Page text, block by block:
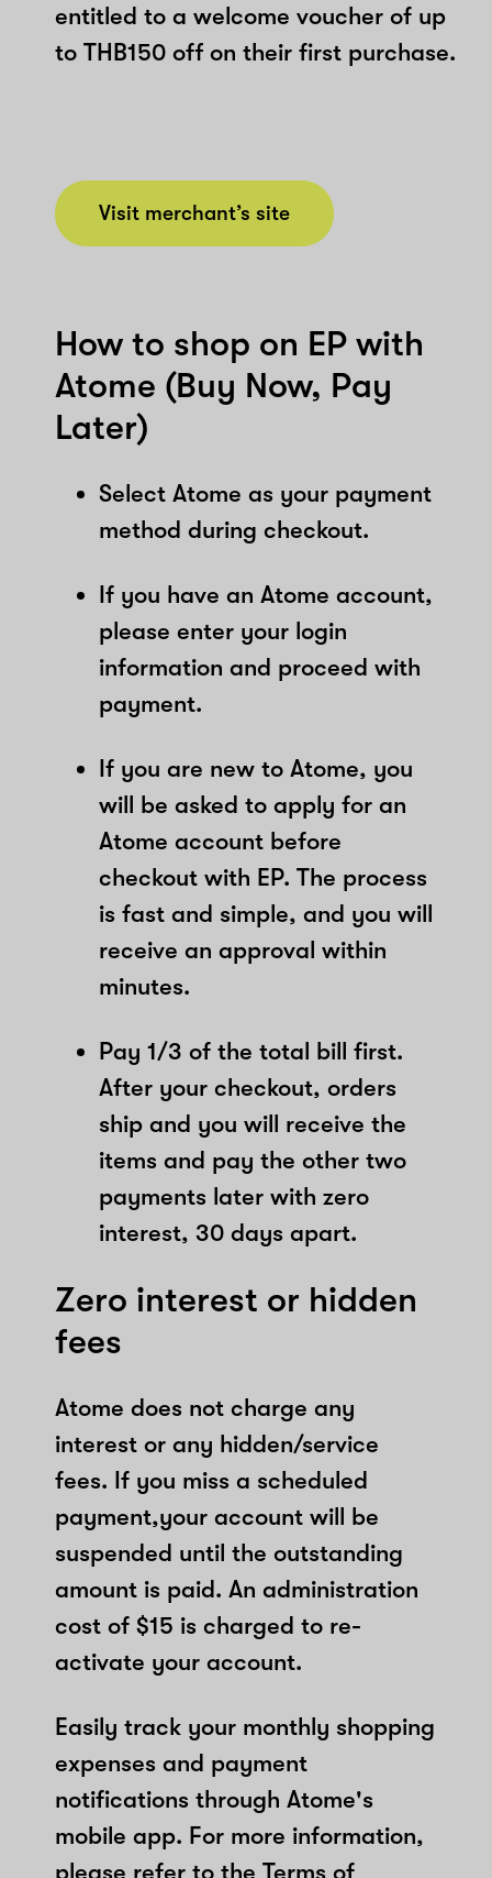
entitled to a welcome voucher of up
to THB150 off on their first purchase.
Visit merchant’s site
How to shop on EP with
Atome (Buy Now, Pay
Later)
Select Atome as your payment
method during checkout.
If you have an Atome account,
please enter your login
information and proceed with
payment.
If you are new to Atome, you
will be asked to apply for an
Atome account before
checkout with EP. The process
is fast and simple, and you will
receive an approval within
minutes.
Pay 1/3 of the total bill first.
After your checkout, orders
ship and you will receive the
items and pay the other two
payments later with zero
interest, 30 days apart.
Zero interest or hidden
fees
Atome does not charge any
interest or any hidden/service
fees. If you miss a scheduled
payment,your account will be
suspended until the outstanding
amount is paid. An administration
cost of $15 is charged to re-
activate your account.
Easily track your monthly shopping
expenses and payment
notifications through Atome's
mobile app. For more information,
please refer to the Terms of